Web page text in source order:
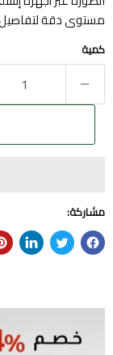
مستوى دقة لتفاصيل
كمية
مشاركة: